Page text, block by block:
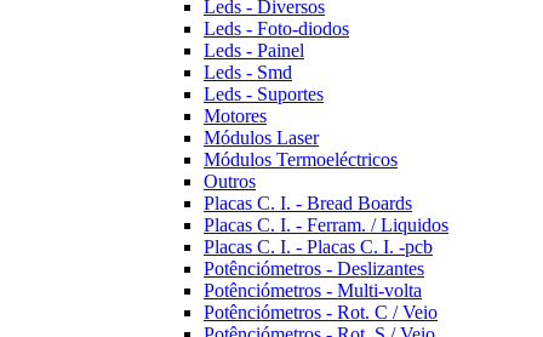
Leds - Diversos
Leds - Foto-diodos
Leds - Painel
Leds - Smd
Leds - Suportes
Motores
Módulos Laser
Módulos Termoeléctricos
Outros
Placas C. I. - Bread Boards
Placas C. I. - Ferram. / Liquidos
Placas C. I. - Placas C. I. -pcb
Potênciómetros - Deslizantes
Potênciómetros - Multi-volta
Potênciómetros - Rot. C / Veio